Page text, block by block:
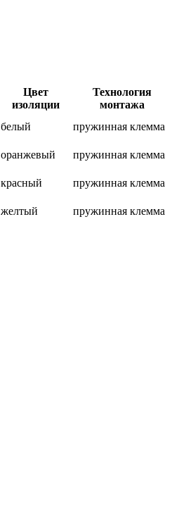
Цвет
изоляции
Технология
монтажа
белый
пружинная клемма
оранжевый
пружинная клемма
красный
пружинная клемма
желтый
пружинная клемма